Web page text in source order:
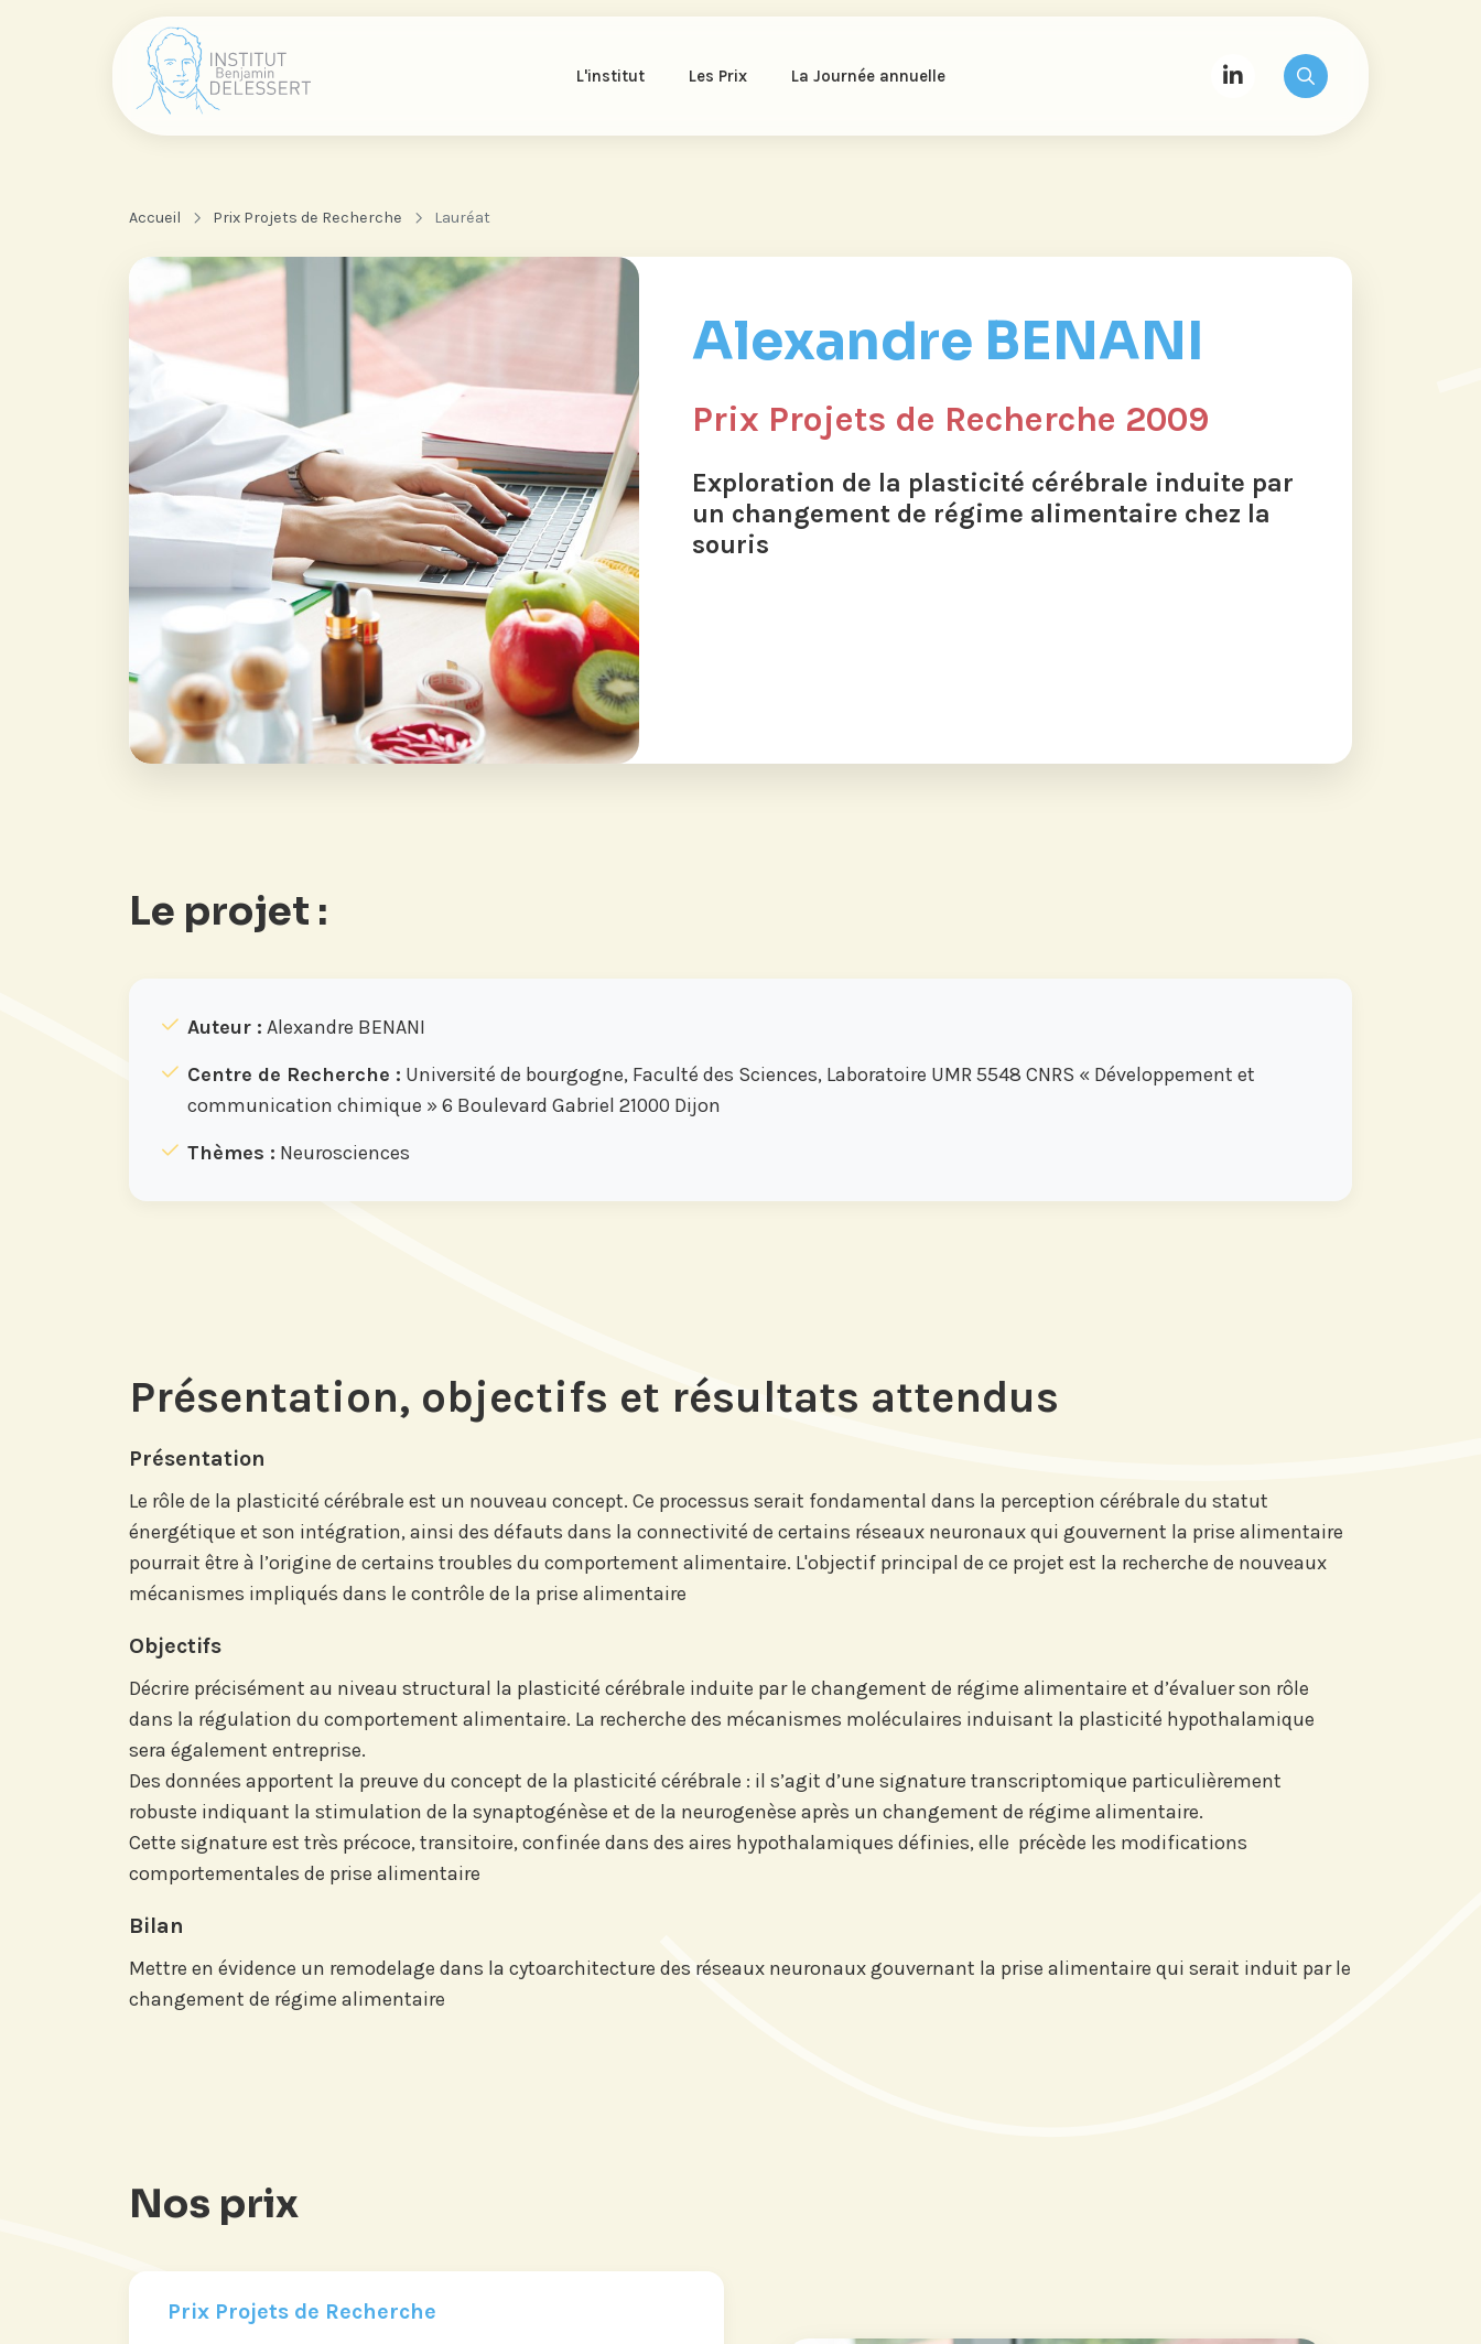
L'institut Les Prix La Journée annuelle
Accueil Prix Projets de Recherche Lauréat
Alexandre BENANI
Prix Projets de Recherche 2009
Exploration de la plasticité cérébrale induite par
un changement de régime alimentaire chez la
souris
Le projet :
Auteur : Alexandre BENANI
Centre de Recherche : Université de bourgogne, Faculté des Sciences, Laboratoire UMR 5548 CNRS « Développement et
communication chimique » 6 Boulevard Gabriel 21000 Dijon
Thèmes : Neurosciences
Présentation, objectifs et résultats attendus
Présentation
Le rôle de la plasticité cérébrale est un nouveau concept. Ce processus serait fondamental dans la perception cérébrale du statut
énergétique et son intégration, ainsi des défauts dans la connectivité de certains réseaux neuronaux qui gouvernent la prise alimentaire
pourrait être à l’origine de certains troubles du comportement alimentaire. L'objectif principal de ce projet est la recherche de nouveaux
mécanismes impliqués dans le contrôle de la prise alimentaire
Objectifs
Décrire précisément au niveau structural la plasticité cérébrale induite par le changement de régime alimentaire et d’évaluer son rôle
dans la régulation du comportement alimentaire. La recherche des mécanismes moléculaires induisant la plasticité hypothalamique
sera également entreprise.
Des données apportent la preuve du concept de la plasticité cérébrale : il s’agit d’une signature transcriptomique particulièrement
robuste indiquant la stimulation de la synaptogénèse et de la neurogenèse après un changement de régime alimentaire.
Cette signature est très précoce, transitoire, confinée dans des aires hypothalamiques définies, elle précède les modifications
comportementales de prise alimentaire
Bilan
Mettre en évidence un remodelage dans la cytoarchitecture des réseaux neuronaux gouvernant la prise alimentaire qui serait induit par le
changement de régime alimentaire
Nos prix
Prix Projets de Recherche
Abonnez-vous à notre
et les avancées de l'Institut.
Abonnez-vous sur
LinkedIn
Journée annuelle Prix Projets de Recherche